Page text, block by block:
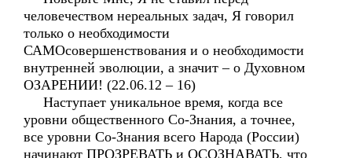
человечеством нереальных задач, Я говорил
только о необходимости
САМОсовершенствования и о необходимости
внутренней эволюции, а значит – о Духовном
ОЗАРЕНИИ! (22.06.12 – 16)
Наступает уникальное время, когда все
уровни общественного Со-Знания, а точнее,
все уровни Со-Знания всего Народа (России)
начинают ПРОЗРЕВАТЬ и ОСОЗНАВАТЬ, что